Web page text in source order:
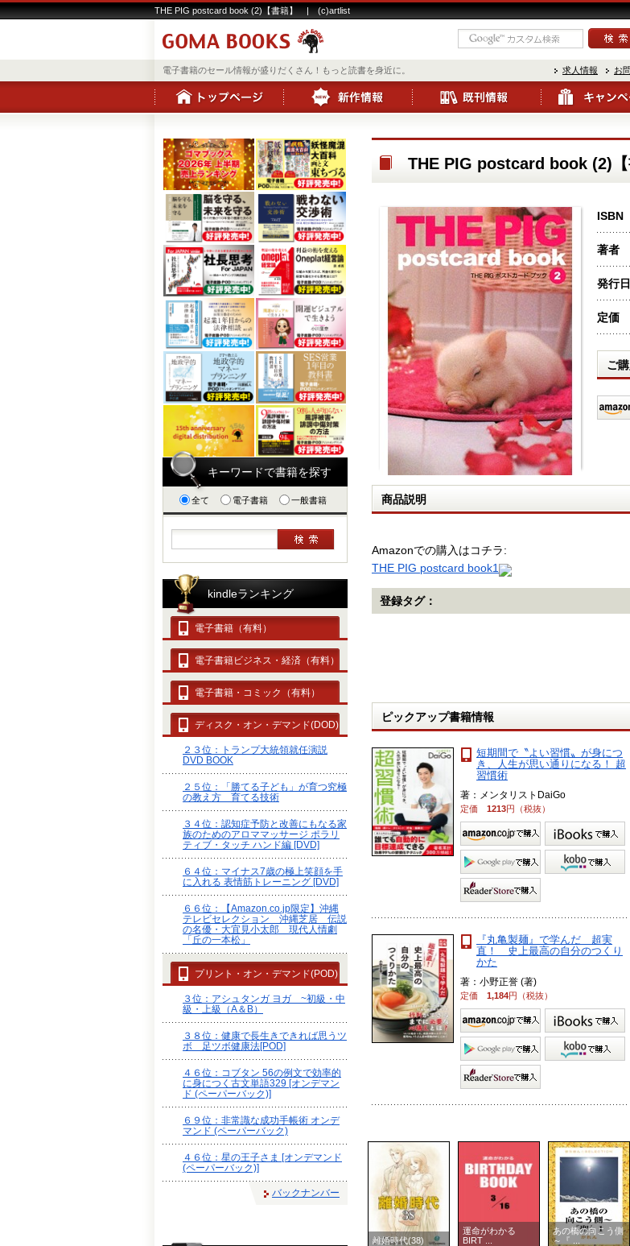
THE PIG postcard book (2)【書籍】 | (c)artlist
電子書籍のセール情報が盛りだくさん！もっと読書を身近に。 求人情報 お
THE PIG postcard book (2)【
ISBN
著者
発行日
定価
ご
商品説明
Amazonでの購入はコチラ:
THE PIG postcard book1
登録タグ：
ピックアップ書籍情報
短期間で〝よい習慣〟が身につ
き、人生が思い通りになる！ 超
習慣術
著：メンタリストDaiGo
定価 1213円（税抜）
『丸亀製麺』で学んだ 超実
直！ 史上最高の自分のつくり
かた
著：小野正誉 (著)
定価 1,184円（税抜）
キーワードで書籍を探す
全て 電子書籍 一般書籍
kindleランキング
電子書籍（有料）
電子書籍ビジネス・経済（有料）
電子書籍・コミック（有料）
ディスク・オン・デマンド(DOD)
２３位：トランプ大統領就任演説
DVD BOOK
２５位：「勝てる子ども」が育つ究極
の教え方 育てる技術
３４位：認知症予防と改善にもなる家
族のためのアロママッサージ ポラリ
ティブ・タッチ ハンド編 [DVD]
６４位：マイナス7歳の極上笑顔を手
に入れる 表情筋トレーニング [DVD]
６６位：【Amazon.co.jp限定】沖縄
テレビセレクション 沖縄芝居 伝説
の名優・大宜見小太郎 現代人情劇
「丘の一本松」
プリント・オン・デマンド(POD)
３位：アシュタンガ ヨガ ~初級・中
級・上級（A＆B）
３８位：健康で長生きできれば思うツ
ボ 足ツボ健康法[POD]
４６位：コブタン 56の例文で効率的
に身につく古文単語329 [オンデマン
ド (ペーパーバック)]
６９位：非常識な成功手帳術 オンデ
マンド (ペーパーバック)
４６位：星の王子さま [オンデマンド
(ペーパーバック)]
バックナンバー
離婚時代(38)
運命がわかる
BIRT ...
あの橋の向こう側
～『 ...